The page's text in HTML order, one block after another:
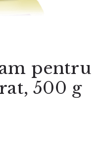
Ten sensibil
Tip cremă
Mulaj
Pentru pleoape
Sprâncene
Produse pentru
Produse fără
Pentru regenerare
Accesorii păr
Împotriva durerilor
medicale
Detoxifiere
Suplimente
pentru
500 g